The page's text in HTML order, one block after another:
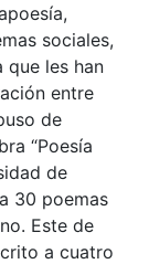
sociales,
que les han
entre
de
“Poesía
de
30 poemas
Este de
a cuatro